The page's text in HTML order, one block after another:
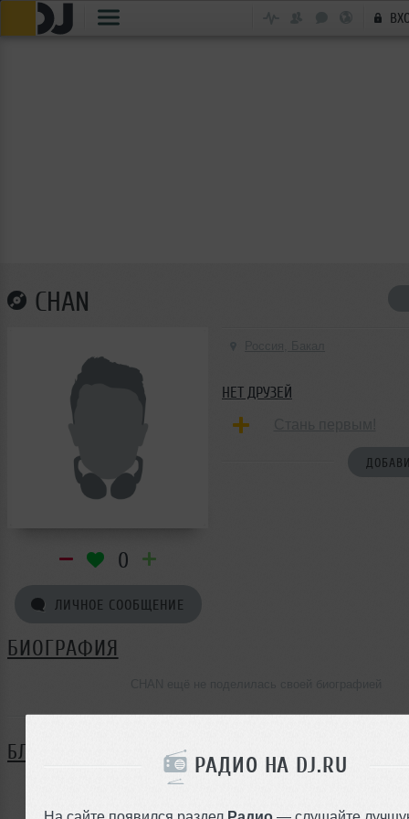
РАДИО НА DJ.RU
На сайте появился раздел Радио — слушайте
CHAN
0
ЛИЧНОЕ СООБЩЕНИЕ
НЕТ ДРУЗЕЙ
БИОГРАФИЯ
БЛОГ